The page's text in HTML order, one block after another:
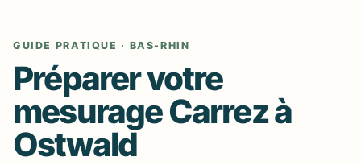
GUIDE PRATIQUE · BAS-RHIN
Préparer votre
mesurage Carrez à
Ostwald